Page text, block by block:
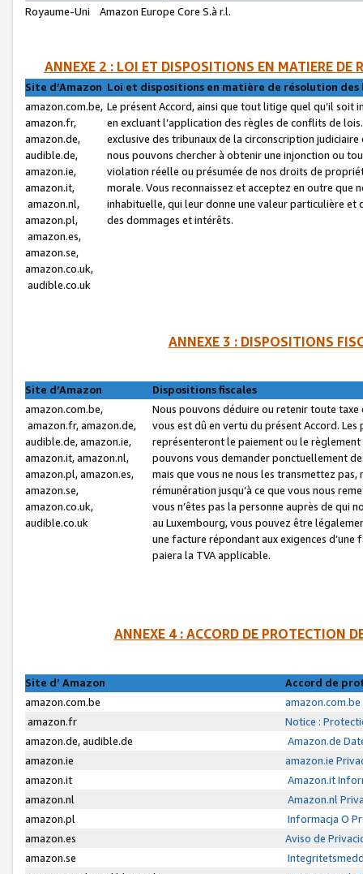
Royaume-Uni
Amazon Europe Core S.à r.l.
ANNEXE 2 : LOI ET DISPOSITIONS EN MATIERE DE
Site d’Amazon Loi et dispositions en matière de résolution
amazon.com.be,
amazon.fr,
amazon.de,
audible.de,
amazon.ie,
amazon.it,
amazon.nl,
amazon.pl,
amazon.es,
amazon.se,
amazon.co.uk,
audible.co.uk
Le présent Accord, ainsi que tout litige quel qu’il soit
en excluant l’application des règles de conflits de
exclusive des tribunaux de la circonscription
nous pouvons chercher à obtenir une injonction ou
violation réelle ou présumée de nos droits de
morale. Vous reconnaissez et acceptez en outre que
inhabituelle, qui leur donne une valeur particulière
des dommages et intérêts.
ANNEXE 3 : DISPOSITIONS
Site d’Amazon
Dispositions fiscales
amazon.com.be,
amazon.fr, amazon.de,
audible.de, amazon.ie,
amazon.it, amazon.nl,
amazon.pl, amazon.es,
amazon.se,
amazon.co.uk,
audible.co.uk
Nous pouvons déduire ou retenir toute
vous est dû en vertu du présent Accord.
représenteront le paiement ou le
pouvons vous demander ponctuellement
mais que vous ne nous les transmettez
rémunération jusqu’à ce que vous nous
vous n’êtes pas la personne auprès de qui
au Luxembourg, vous pouvez être
une facture répondant aux exigences
paiera la TVA applicable.
ANNEXE 4 : ACCORD DE PROTECTION
Site d’ Amazon
Accord de
amazon.com.be
amazon.fr
Notice :
amazon.de, audible.de
Amazon.de
amazon.ie
amazon.ie
amazon.it
Amazon.it
amazon.nl
Amazon.nl
amazon.pl
Informacja O
amazon.es
Aviso de
amazon.se